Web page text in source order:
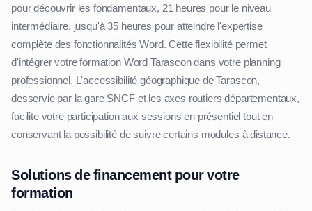
pour découvrir les fondamentaux, 21 heures pour le niveau
intermédiaire, jusqu'à 35 heures pour atteindre l'expertise
complète des fonctionnalités Word. Cette flexibilité permet
d'intégrer votre formation Word Tarascon dans votre planning
professionnel. L'accessibilité géographique de Tarascon,
desservie par la gare SNCF et les axes routiers départementaux,
facilite votre participation aux sessions en présentiel tout en
conservant la possibilité de suivre certains modules à distance.
Solutions de financement pour votre
formation